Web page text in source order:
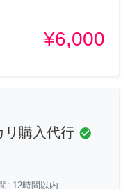
¥6,000
リ購入代行 check_circle
: 12時間以内